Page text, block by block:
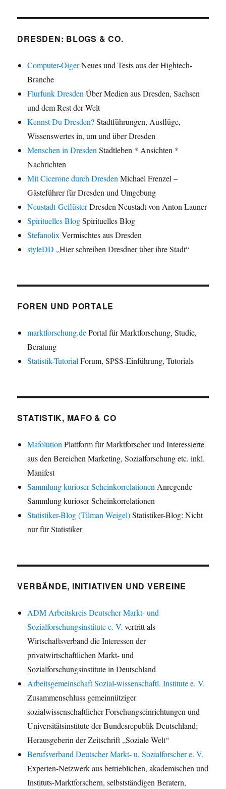
DRESDEN: BLOGS & CO.
Computer-OigerNeues und Tests aus der Hightech-
Branche
Flurfunk Dresden Über Medien aus Dresden, Sachsen
und dem Rest der Welt
Kennst Du Dresden?Stadtführungen, Ausflüge,
Wissenswertes in, um und über Dresden
Menschen in Dresden Stadtleben * Ansichten *
Nachrichten
Mit Cicerone durch Dresden Michael Frenzel –
Gästeführer für Dresden und Umgebung
Neustadt-GeflüsterDresden Neustadt von Anton Launer
Spirituelles BlogSpirituelles Blog
Stefanolix Vermischtes aus Dresden
styleDD „Hier schreiben Dresdner über ihre Stadt“
FOREN UND PORTALE
marktforschung.dePortal für Marktforschung, Studie,
Beratung
Statistik-Tutorial Forum, SPSS-Einführung, Tutorials
STATISTIK, MAFO & CO
Mafolution Plattform für Marktforscher und Interessierte
aus den Bereichen Marketing, Sozialforschung etc. inkl.
Manifest
Sammlung kurioser Scheinkorrelationen Anregende
Sammlung kurioser Scheinkorrelationen
Statistiker-Blog (Tilman Weigel)Statistiker-Blog: Nicht
nur für Statistiker
VERBÄNDE, INITIATIVEN UND VEREINE
ADM Arbeitskreis Deutscher Markt- und
Sozialforschungsinstitute e. V. vertritt als
Wirtschaftsverband die Interessen der
privatwirtschaftlichen Markt- und
Sozialforschungsinstitute in Deutschland
Arbeitsgemeinschaft Sozial-wissenschaftl. Institute e. V.
Zusammenschluss gemeinnütziger
sozialwissenschaftlicher Forschungseinrichtungen und
Universitätsinstitute der Bundesrepublik Deutschland;
Herausgeberin der Zeitschrift „Soziale Welt“
Berufsverband Deutscher Markt- u. Sozialforscher e. V.
Experten-Netzwerk aus betrieblichen, akademischen und
Instituts-Marktforschern, selbstständigen Beratern,